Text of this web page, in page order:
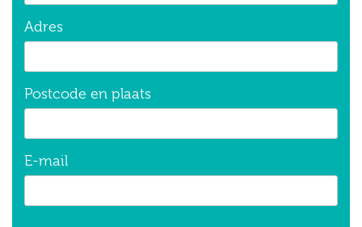
Adres
Postcode en plaats
E-mail